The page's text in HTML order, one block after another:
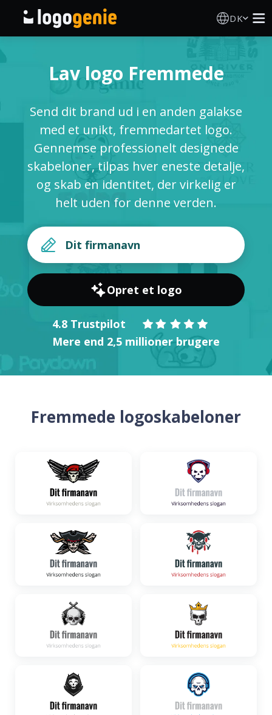
DK
AI logogenerator
Logoidéer
Trykte produkter
LOG IND
Lav logo Fremmede
Send dit brand ud i en anden galakse
med et unikt, fremmedartet logo.
Gennemse professionelt designede
skabeloner, tilpas hver eneste detalje,
og skab en identitet, der virkelig er
helt uden for denne verden.
Opret et logo
4.8 Trustpilot
Mere end 2,5 millioner brugere
Fremmede logoskabeloner